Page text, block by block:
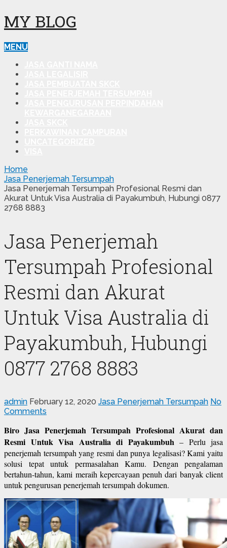
MY BLOG
MENU
Home
Jasa Penerjemah Tersumpah
Jasa Penerjemah Tersumpah Profesional Resmi dan
Akurat Untuk Visa Australia di Payakumbuh, Hubungi 0877
2768 8883
Jasa Penerjemah
Tersumpah Profesional
Resmi dan Akurat
Untuk Visa Australia di
Payakumbuh, Hubungi
0877 2768 8883
admin February 12, 2020 Jasa Penerjemah Tersumpah No
Comments
Biro Jasa Penerjemah Tersumpah Profesional Akurat dan
Resmi Untuk Visa Australia di Payakumbuh – Perlu jasa
penerjemah tersumpah yang resmi dan punya legalisasi? Kami yaitu
solusi tepat untuk permasalahan Kamu. Dengan pengalaman
bertahun-tahun, kami meraih kepercayaan penuh dari banyak client
untuk pengurusan penerjemah tersumpah dokumen.